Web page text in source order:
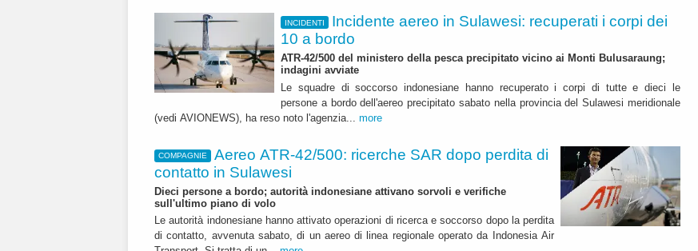
INCIDENTI
Incidente aereo in Sulawesi: recuperati i corpi dei
10 a bordo
ATR-42/500 del ministero della pesca precipitato vicino ai Monti Bulusaraung;
indagini avviate
Le squadre di soccorso indonesiane hanno recuperato i corpi di tutte e dieci le
persone a bordo dell'aereo precipitato sabato nella provincia del Sulawesi meridionale
(vedi AVIONEWS), ha reso noto l'agenzia... more
COMPAGNIE
Aereo ATR-42/500: ricerche SAR dopo perdita di
contatto in Sulawesi
Dieci persone a bordo; autorità indonesiane attivano sorvoli e verifiche
sull'ultimo piano di volo
Le autorità indonesiane hanno attivato operazioni di ricerca e soccorso dopo la perdita
di contatto, avvenuta sabato, di un aereo di linea regionale operato da Indonesia Air